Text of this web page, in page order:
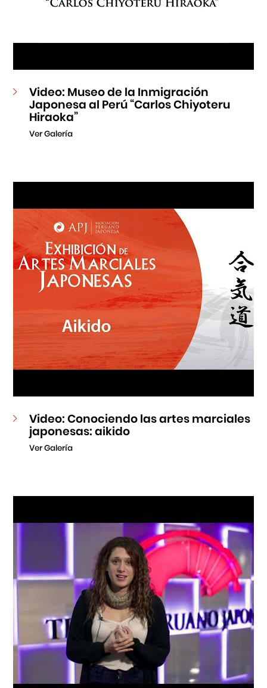
Video: Museo de la Inmigración
Japonesa al Perú “Carlos Chiyoteru
Hiraoka”
Ver Galería
Video: Conociendo las artes marciales
japonesas: aikido
Ver Galería